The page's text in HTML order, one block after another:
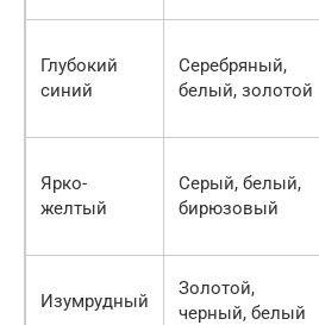
Глубокий
синий
Серебряный,
белый, золотой
Ярко-
желтый
Серый, белый,
бирюзовый
Изумрудный
Золотой,
черный, белый